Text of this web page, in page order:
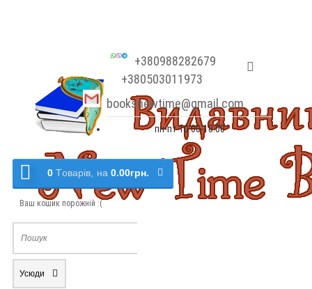
+380988282679
+380503011973
booksnewtime@gmail.com
пн-пт 10:00-18:00
0 Tоварів, на 0.00грн.
Ваш кошик порожній :(
Усюди